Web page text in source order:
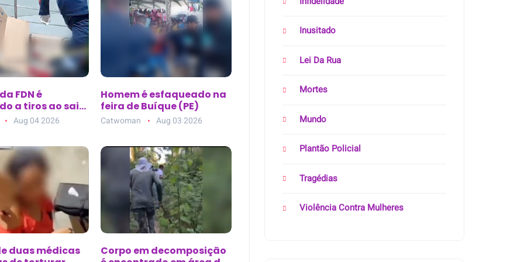
FDN é
a tiros ao sair
de estética no
em Manaus
Aug 04 2026
Homem é esfaqueado na
feira de Buíque (PE)
Catwoman Aug 03 2026
duas médicas
Corpo em decomposição
Inusitado
Lei Da Rua
Mortes
Mundo
Plantão Policial
Tragédias
Violência Contra Mulheres